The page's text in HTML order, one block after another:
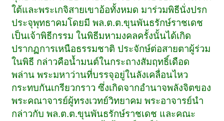
ใต้และพระเกจิสายเขาอ้อทั้งหมด มาร่วมพิธีนั่งปรก
ประจุพุทธาคมโดยมี พล.ต.ต.ขุนพันธรักษ์ราชเดช
เป็นเจ้าพิธีกรรม ในพิธีมหามงคลครั้งนั้นได้เกิด
ปรากฏการเหนือธรรมชาติ ประจักษ์ต่อสายตาผู้ร่วม
ในพิธี กล่าวคือน้ำมนต์ในกระถางสัมฤทธิ์เดือด
พล่าน พระมหาว่านที่บรรจุอยู่ในลังเคลื่อนไหว
กระทบกันเกรียวกราว ซึ่งเกิดจากอำนาจพลังจิตของ
พระคณาจารย์ผู้ทรงเวทย์วิทยาคม พระอาจารย์นำ
กล่าวกับ พล.ต.ต.ขุนพันธรักษ์ราชเดช และคณะ